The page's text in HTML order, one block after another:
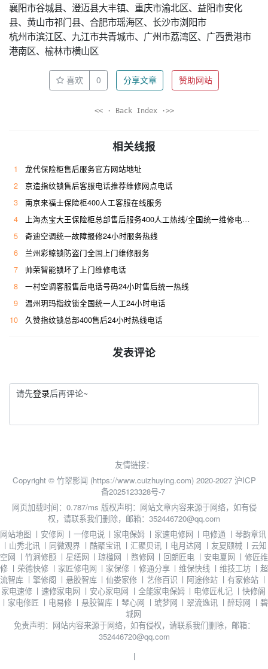
襄阳市谷城县、澄迈县大丰镇、重庆市渝北区、益阳市安化
县、黄山市祁门县、合肥市瑶海区、长沙市浏阳市
杭州市滨江区、九江市共青城市、广州市荔湾区、广西贵港市
港南区、榆林市横山区
喜欢 0 分享文章 赞助网站
<< · Back Index ·>>
相关线报
1
龙代保险柜售后服务官方网站地址
2
京造指纹锁售后客服电话推荐维修网点电话
3
南京来福士保险柜400人工客服在线服务
4
上海杰宝大王保险柜总部售后服务400人工热线/全国统一维修电话是多少
5
奇迪空调统一故障报修24小时服务热线
6
兰州彩鲸锁防盗门全国上门维修服务
7
帅荣智能锁坏了上门维修电话
8
一村空调客服售后电话号码24小时售后统一热线
9
温州玥玛指纹锁全国统一人工24小时电话
10
久赞指纹锁总部400售后24小时热线电话
发表评论
请先登录后再评论~
友情链接：
Copyright © 竹翠影闻 (https://www.cuizhuying.com) 2020-2027 沪ICP
备2025123328号-7
网页加载时间：0.787/ms 版权声明：网站文章内容来源于网络，如有侵
权，请联系我们删除，邮箱：352446720@qq.com
网站地图 丨 安修网 丨 一修电说 丨 家电保姆 丨 家速电修网 丨 电修通 丨琴韵章讯
丨 山秀北讯 丨 同微观界 丨 酷聚宝讯 丨 汇聚贝讯 丨 电月达网 丨 友夏颐械 丨云知
空网 丨 竹涧修颐 丨 星缮网 丨琼楹网 丨 煦修网 丨 回朗匠电 丨 安电夏网 丨 修匠维
修 丨 荣德快修 丨 家匠修电网 丨 家保修 丨 修通分享 丨维保快线 丨维技工坊 丨 超
流智库 丨 擎修阁 丨 悬胶智库 丨仙娄家修 丨 艺修百识 丨 阿途修站 丨 有家修站 丨
家电速修 丨 速修家电网 丨 安心家电网 丨 全能家电保姆 丨 电修匠札记 丨 快修阁
丨 家电修匠 丨 电易修 丨 悬胶智库 丨琴心网 丨 琥梦网 丨翠流逸讯 丨醉琼网 丨 碧
城网
免责声明：网站内容来源于网络，如有侵权，请联系我们删除，邮箱：
352446720@qq.com
丨